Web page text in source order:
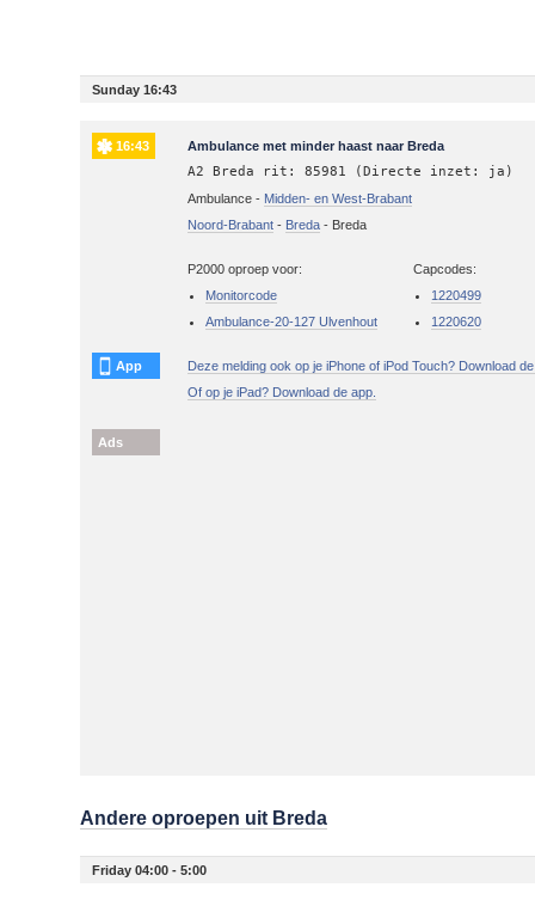
Sunday 16:43
16:43 Ambulance met minder haast naar Breda
A2 Breda rit: 85981 (Directe inzet: ja)
Ambulance - Midden- en West-Brabant
Noord-Brabant - Breda - Breda
P2000 oproep voor:
Monitorcode
Ambulance-20-127 Ulvenhout
Capcodes:
1220499
1220620
App
Deze melding ook op je iPhone of iPod Touch? Download
Of op je iPad? Download de app.
Ads
Andere oproepen uit Breda
Friday 04:00 - 5:00